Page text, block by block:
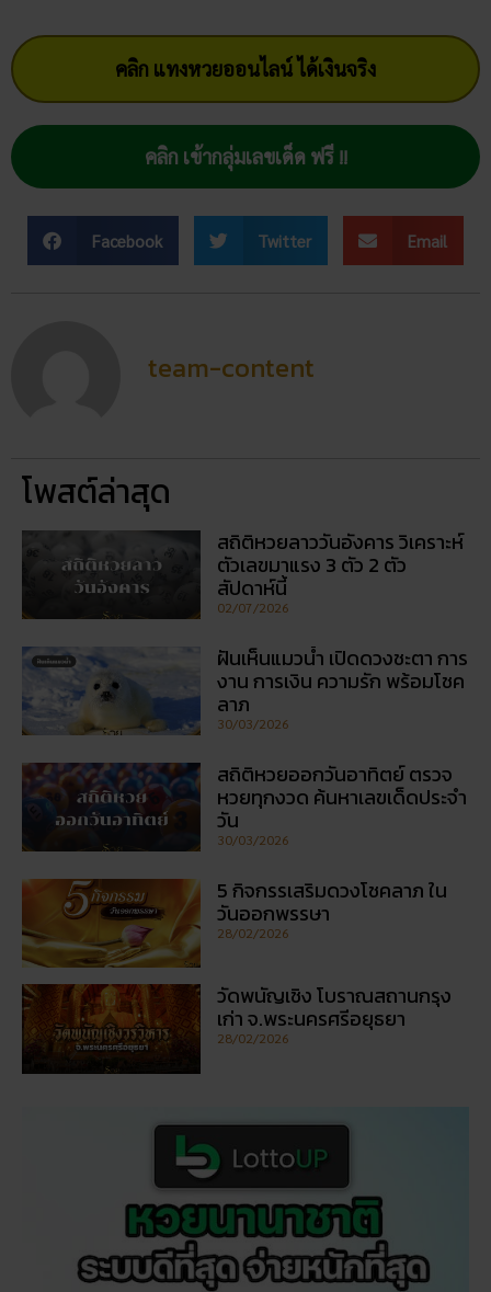
คลิก แทงหวยออนไลน์ ได้เงินจริง
คลิก เข้ากลุ่มเลขเด็ด ฟรี !!
Facebook Twitter Email
team-content
โพสต์ล่าสุด
สถิติหวยลาววันอังคาร วิเคราะห์
ตัวเลขมาแรง 3 ตัว 2 ตัว
สัปดาห์นี้
02/07/2026
ฝันเห็นแมวน้ำ เปิดดวงชะตา การ
งาน การเงิน ความรัก พร้อมโชค
ลาภ
30/03/2026
สถิติหวยออกวันอาทิตย์ ตรวจ
หวยทุกงวด ค้นหาเลขเด็ดประจำ
วัน
30/03/2026
5 กิจกรรเสริมดวงโชคลาภ ใน
วันออกพรรษา
28/02/2026
วัดพนัญเชิง โบราณสถานกรุง
เก่า จ.พระนครศรีอยุธยา
28/02/2026